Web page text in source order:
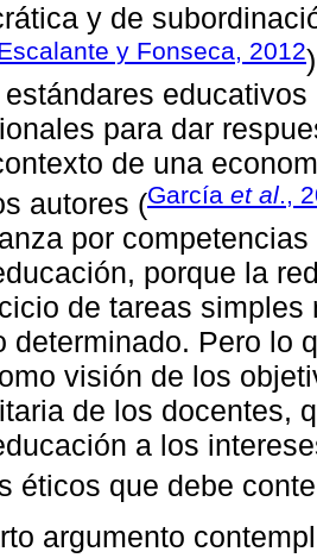
y de
y Fonseca, 2012
para dar
de una
autores (García et al.,
por
porque la
de tareas
determinado. Pero lo
visión de los
de los docentes,
a los
éticos que debe
argumento